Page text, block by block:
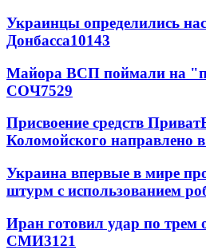
Украинцы определились
Донбасса10143
Майора ВСП поймали на
СОЧ7529
Присвоение средств
Коломойского направлено в
Украина впервые в мире
штурм с использованием
Иран готовил удар по трем
СМИ3121